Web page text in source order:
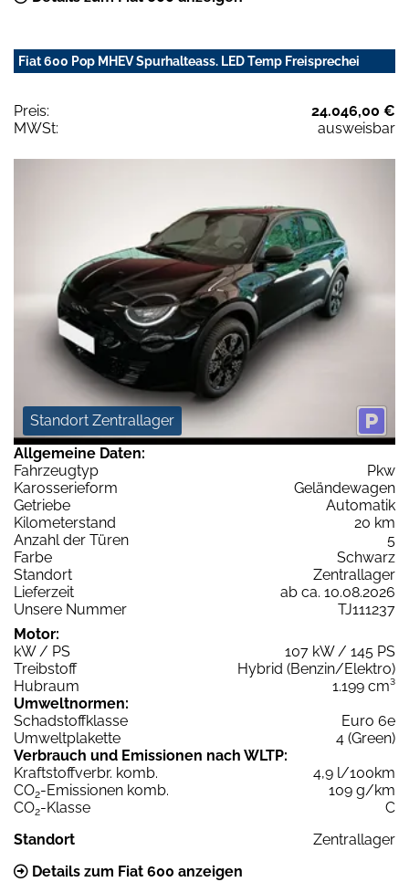
Fiat 600 Pop MHEV Spurhalteass. LED Temp Freisprechei
Preis:
24.046,00 €
MWSt:
ausweisbar
Standort Zentrallager
Allgemeine Daten:
Fahrzeugtyp
Pkw
Karosserieform
Geländewagen
Getriebe
Automatik
Kilometerstand
20 km
Anzahl der Türen
5
Farbe
Schwarz
Standort
Zentrallager
Lieferzeit
ab ca. 10.08.2026
Unsere Nummer
TJ111237
Motor:
kW / PS
107 kW / 145 PS
Treibstoff
Hybrid (Benzin/Elektro)
Hubraum
1.199 cm³
Umweltnormen:
Schadstoffklasse
Euro 6e
Umweltplakette
4 (Green)
Verbrauch und Emissionen nach WLTP:
Kraftstoffverbr. komb.
4,9 l/100km
CO2-Emissionen komb.
109 g/km
CO2-Klasse
C
Standort
Zentrallager
Details zum Fiat 600 anzeigen